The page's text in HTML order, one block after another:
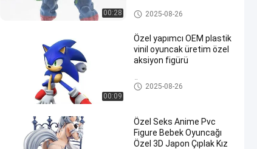
00:28
Plastik figür/figür/figür/figürle
r
2025-08-26
00:09
Özel yapımcı OEM plastik
vinil oyuncak üretim özel
aksiyon figürü
Özel Vinyl Bebek/Roto Castin
g/Vinyl Figure/Vinyl Oyuncak
2025-08-26
Özel Seks Anime Pvc
Figure Bebek Oyuncağı
Özel 3D Japon Çıplak Kız